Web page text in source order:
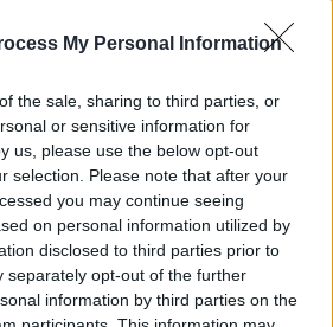
My Personal Information
the sale, sharing to third parties, or
or sensitive information for
us, please use the below opt-out
selection. Please note that after your
you may continue seeing
on personal information utilized by
disclosed to third parties prior to
separately opt-out of the further
information by third parties on the
στην Βουλή. Τι θα κάνει; Θα
θα φεύγει;».
δικαστική απόφαση για άρση
μαρτύρων στην υπόθεση
ο κ. Παππάς ανέφερε ότι
υπαρκτό και ομολογημένο
Υπήρξε πολιτική επιλογή
που επιχειρεί να βάλει
των προστατευόμενων